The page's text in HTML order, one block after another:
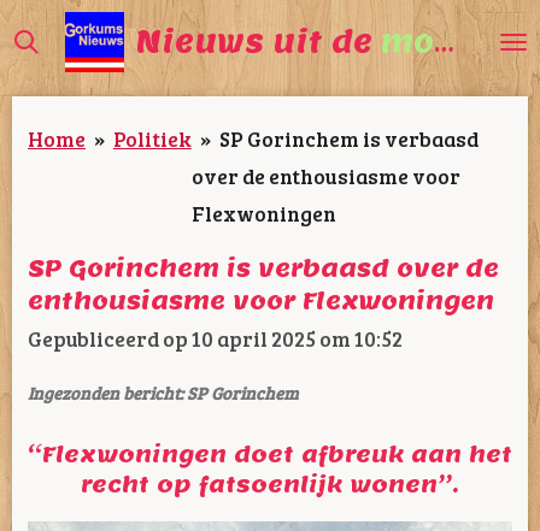
Ga
direct
naar
de
Nieuws uit de mooiste
Home » Politiek » SP Gorinchem is verbaasd
over de enthousiasme voor
Flexwoningen
SP Gorinchem is verbaasd over de
enthousiasme voor Flexwoningen
Gepubliceerd op 10 april 2025 om 10:52
Ingezonden bericht: SP Gorinchem
“Flexwoningen doet afbreuk aan het
recht op fatsoenlijk wonen”.